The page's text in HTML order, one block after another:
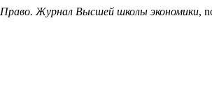
Право. Журнал Высшей школы экономики,